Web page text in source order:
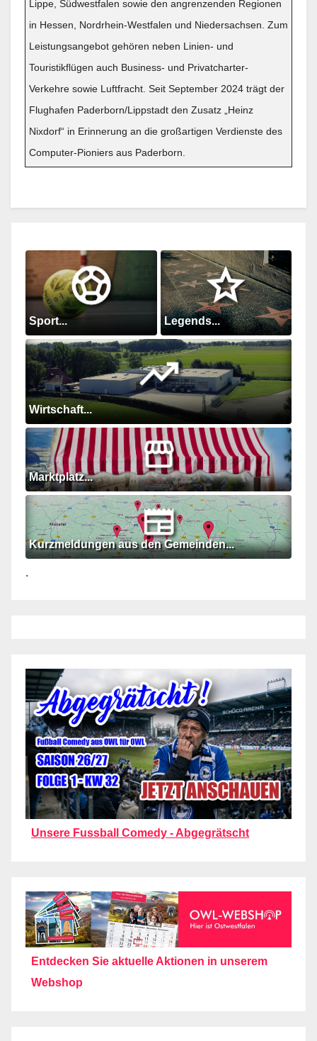
Lippe, Südwestfalen sowie den angrenzenden Regionen
in Hessen, Nordrhein-Westfalen und Niedersachsen. Zum
Leistungsangebot gehören neben Linien- und
Touristikflügen auch Business- und Privatcharter-
Verkehre sowie Luftfracht. Seit September 2024 trägt der
Flughafen Paderborn/Lippstadt den Zusatz „Heinz
Nixdorf“ in Erinnerung an die großartigen Verdienste des
Computer-Pioniers aus Paderborn.
Sport... Legends...
Wirtschaft...
Marktplatz...
Kurzmeldungen aus den Gemeinden...
.
Unsere Fussball Comedy - Abgegrätscht
Entdecken Sie aktuelle Aktionen in unserem
Webshop